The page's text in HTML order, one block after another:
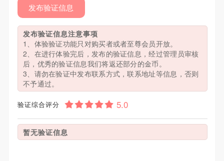
发布验证信息
发布验证信息注意事项
1、体验验证功能只对购买者或者至尊会员开放。
2、在进行体验完后，发布的验证信息，经过管理员审核
后，优秀的验证信息我们将返还部分的金币。
3、请勿在验证中发布联系方式，联系地址等信息，否则
不予通过。
验证综合评分
暂无验证信息